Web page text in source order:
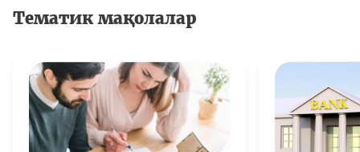
Тематик мақолалар